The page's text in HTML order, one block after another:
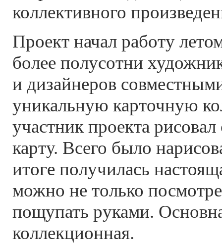
коллективного
Проект начал работу
более полусотни
и дизайнеров
уникальную карточную
участник проекта
карту. Всего было
итоге получилась
можно не только
пощупать руками.
коллекционная.